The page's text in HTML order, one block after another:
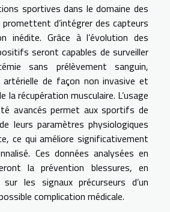
sportives dans le domaine des
d’intégrer des capteurs
inédite. Grâce à l’évolution des
seront capables de surveiller
sans prélèvement sanguin,
artérielle de façon non invasive et
la récupération musculaire. L’usage
avancés permet aux sportifs de
leurs paramètres physiologiques
ce qui améliore significativement
Ces données analysées en
la prévention blessures, en
les signaux précurseurs d’un
complication médicale.